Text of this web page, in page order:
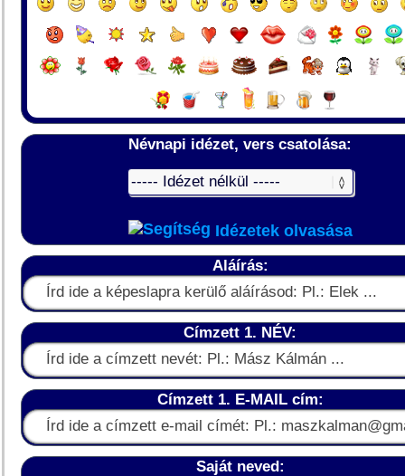
Névnapi idézet, vers csatolása:
Idézetek olvasása
Aláírás:
Címzett 1. NÉV:
Címzett 1. E-MAIL cím:
Saját neved: